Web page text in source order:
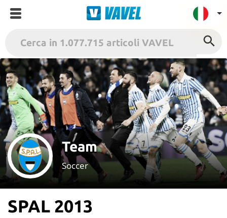
VAVEL Italia
USA
UK
Spagna
México
Argentina
Colombia
Francia
Team
Soccer
SPAL 2013